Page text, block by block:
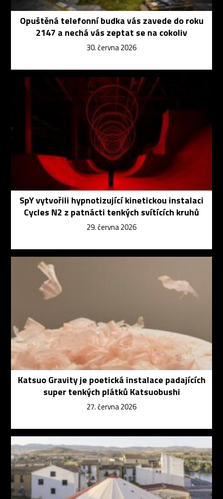
Opuštěná telefonní budka vás zavede do roku
2147 a nechá vás zeptat se na cokoliv
30. června 2026
SpY vytvořili hypnotizující kinetickou instalaci
Cycles N2 z patnácti tenkých svítících kruhů
29. června 2026
Katsuo Gravity je poetická instalace padajících
super tenkých plátků Katsuobushi
27. června 2026